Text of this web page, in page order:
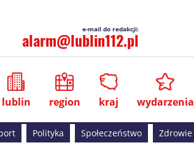
alarm@lublin112.pl
lublin region kraj wydarzenia
Polityka Społeczeństwo Zdrowie